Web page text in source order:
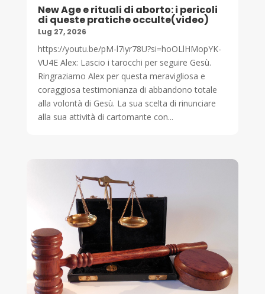
New Age e rituali di aborto: i pericoli
di queste pratiche occulte(video)
Lug 27, 2026
https://youtu.be/pM-l7iyr78U?si=hoOLlHMopYK-
VU4E Alex: Lascio i tarocchi per seguire Gesù.
Ringraziamo Alex per questa meravigliosa e
coraggiosa testimonianza di abbandono totale
alla volontà di Gesù. La sua scelta di rinunciare
alla sua attività di cartomante con...